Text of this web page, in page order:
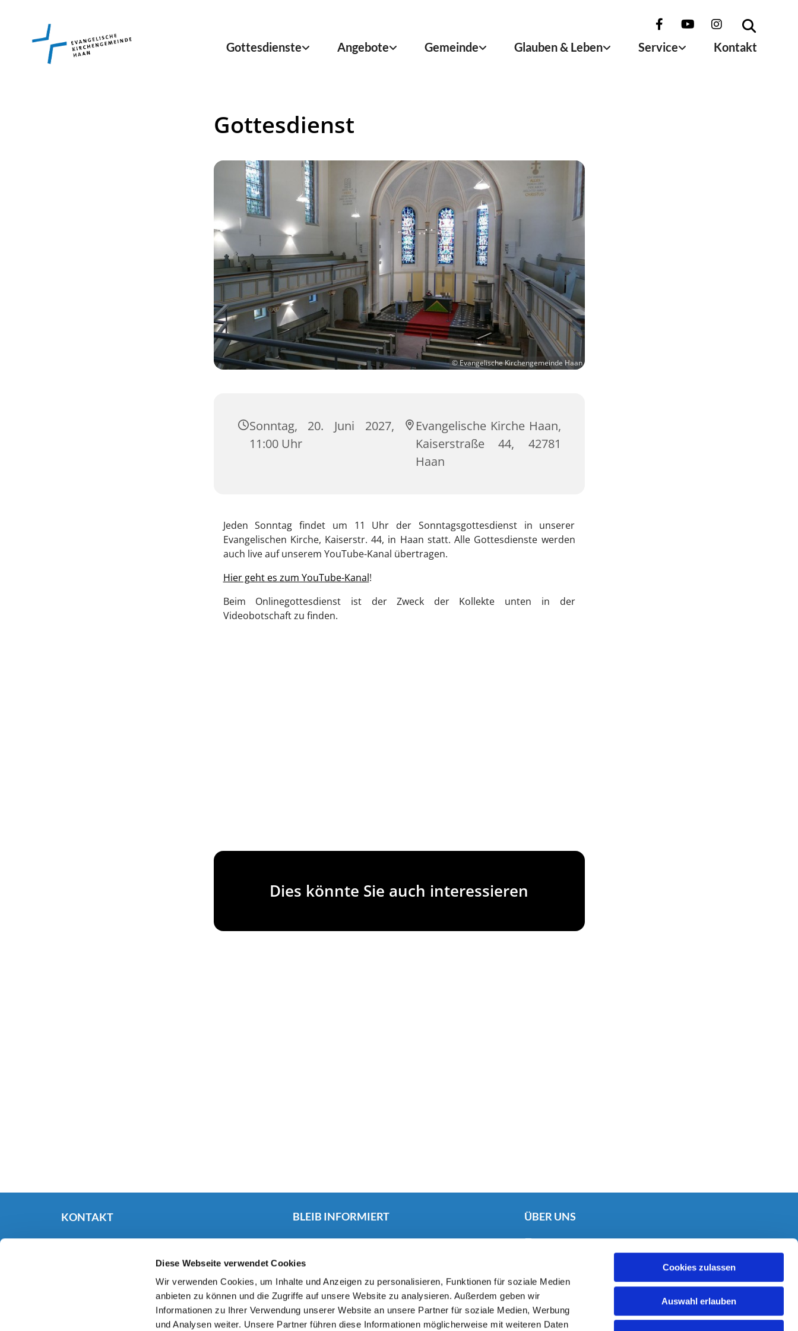
Diese Webseite verwendet Cookies
Wir verwenden Cookies, um Inhalte und Anzeigen zu personalisieren, Funktionen für soziale Medien
anbieten zu können und die Zugriffe auf unsere Website zu analysieren. Außerdem geben wir
Informationen zu Ihrer Verwendung unserer Website an unsere Partner für soziale Medien, Werbung
und Analysen weiter. Unsere Partner führen diese Informationen möglicherweise mit weiteren Daten
Cookies zulassen
Auswahl erlauben
Gottesdienste Angebote Gemeinde Glauben & Leben Service Kontakt
Gottesdienst
© Evangelische Kirchengemeinde Haan
Sonntag, 20. Juni 2027,
11:00 Uhr
Evangelische Kirche Haan,
Kaiserstraße 44, 42781
Haan
Jeden Sonntag findet um 11 Uhr der Sonntagsgottesdienst in unserer
Evangelischen Kirche, Kaiserstr. 44, in Haan statt. Alle Gottesdienste werden
auch live auf unserem YouTube-Kanal übertragen.
Hier geht es zum YouTube-Kanal!
Beim Onlinegottesdienst ist der Zweck der Kollekte unten in der
Videobotschaft zu finden.
Dies könnte Sie auch interessieren
KONTAKT
gemeindebuero.haan@ekir.de
IBAN DE63 3506 0190 1010 1230 18
BLEIB INFORMIERT
Dumöchtest regelmäßig über Neuigkeiten und
werden? Wir freuen uns über dein Interesse!
 Newsletter
Instagram
 Facebook
ÜBER UNS
Kontaktinformationen
Projekt Mitgliederkommunikation
 Widerspruch Kommunikation zur Lebensbegleitung